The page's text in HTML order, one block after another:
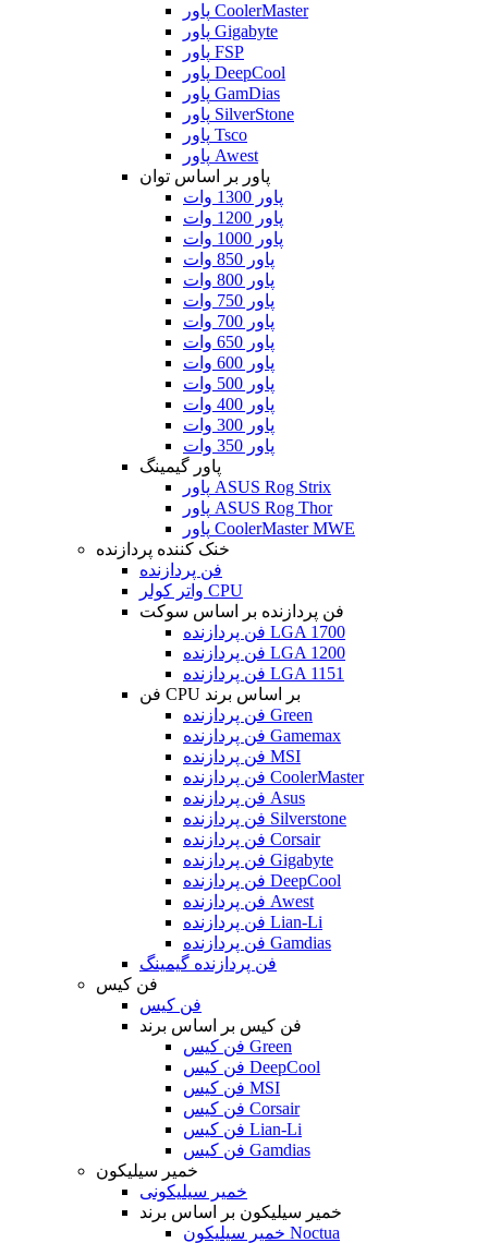
پاور CoolerMaster
پاور Gigabyte
پاور FSP
پاور DeepCool
پاور GamDias
پاور SilverStone
پاور Tsco
پاور Awest
پاور بر اساس توان
پاور 1300 وات
پاور 1200 وات
پاور 1000 وات
پاور 850 وات
پاور 800 وات
پاور 750 وات
پاور 700 وات
پاور 650 وات
پاور 600 وات
پاور 500 وات
پاور 400 وات
پاور 300 وات
پاور 350 وات
پاور گیمینگ
پاور ASUS Rog Strix
پاور ASUS Rog Thor
پاور CoolerMaster MWE
خنک کننده پردازنده
فن پردازنده
واتر کولر CPU
فن پردازنده بر اساس سوکت
فن پردازنده LGA 1700
فن پردازنده LGA 1200
فن پردازنده LGA 1151
فن CPU بر اساس برند
فن پردازنده Green
فن پردازنده Gamemax
فن پردازنده MSI
فن پردازنده CoolerMaster
فن پردازنده Asus
فن پردازنده Silverstone
فن پردازنده Corsair
فن پردازنده Gigabyte
فن پردازنده DeepCool
فن پردازنده Awest
فن پردازنده Lian-Li
فن پردازنده Gamdias
فن پردازنده گیمینگ
فن کیس
فن کیس
فن کیس بر اساس برند
فن کیس Green
فن کیس DeepCool
فن کیس MSI
فن کیس Corsair
فن کیس Lian-Li
فن کیس Gamdias
خمیر سیلیکون
خمیر سیلیکونی
خمیر سیلیکون بر اساس برند
خمیر سیلیکون Noctua